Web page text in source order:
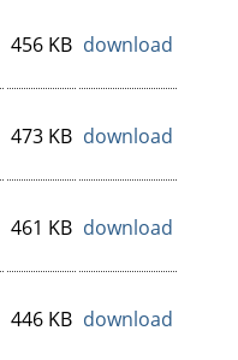
456 KB download
473 KB download
461 KB download
446 KB download